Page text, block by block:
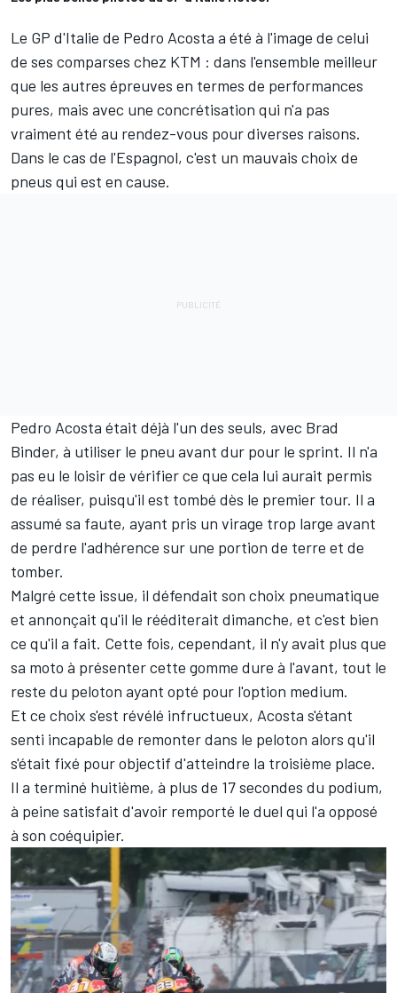
Le GP d'Italie de Pedro Acosta a été à l'image de celui
de ses comparses chez KTM : dans l'ensemble meilleur
que les autres épreuves en termes de performances
pures, mais avec une concrétisation qui n'a pas
vraiment été au rendez-vous pour diverses raisons.
Dans le cas de l'Espagnol, c'est un mauvais choix de
pneus qui est en cause.
Pedro Acosta était déjà l'un des seuls, avec Brad
Binder, à utiliser le pneu avant dur pour le sprint. Il n'a
pas eu le loisir de vérifier ce que cela lui aurait permis
de réaliser, puisqu'il est tombé dès le premier tour. Il a
assumé sa faute, ayant pris un virage trop large avant
de perdre l'adhérence sur une portion de terre et de
tomber.
Malgré cette issue, il défendait son choix pneumatique
et annonçait qu'il le rééditerait dimanche, et c'est bien
ce qu'il a fait. Cette fois, cependant, il n'y avait plus que
sa moto à présenter cette gomme dure à l'avant, tout le
reste du peloton ayant opté pour l'option medium.
Et ce choix s'est révélé infructueux, Acosta s'étant
senti incapable de remonter dans le peloton alors qu'il
s'était fixé pour objectif d'atteindre la troisième place.
Il a terminé huitième, à plus de 17 secondes du podium,
à peine satisfait d'avoir remporté le duel qui l'a opposé
à son coéquipier.